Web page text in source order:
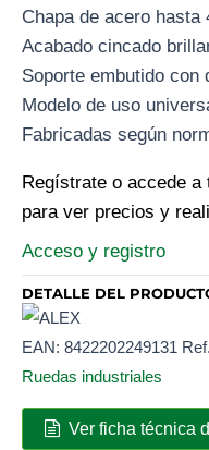
Chapa de acero hasta
Acabado cincado
Soporte embutido con
Modelo de uso
Fabricadas según
Regístrate o accede a
para ver precios y
Acceso y registro
DETALLE DEL
EAN: 8422202249131
Ruedas industriales
Ver ficha técnica